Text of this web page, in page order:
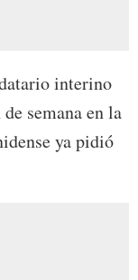
interino
semana en la
ya pidió